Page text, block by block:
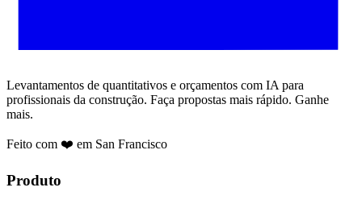
Levantamentos de quantitativos e orçamentos com IA para
profissionais da construção. Faça propostas mais rápido. Ganhe
mais.
Feito com ❤️ em San Francisco
Produto